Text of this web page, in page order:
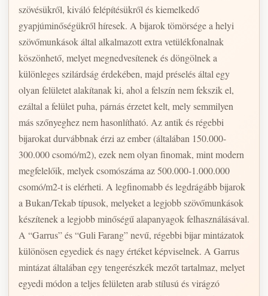
szövésükről, kiváló felépítésükről és kiemelkedő
gyapjúminőségükről híresek. A bijarok tömörsége a helyi
szövőmunkások által alkalmazott extra vetülékfonalnak
köszönhető, melyet megnedvesítenek és döngölnek a
különleges szilárdság érdekében, majd préselés által egy
olyan felületet alakítanak ki, ahol a felszín nem fekszik el,
ezáltal a felület puha, párnás érzetet kelt, mely semmilyen
más szőnyeghez nem hasonlítható. Az antik és régebbi
bijarokat durvábbnak érzi az ember (általában 150.000-
300.000 csomó/m2), ezek nem olyan finomak, mint modern
megfelelőik, melyek csomószáma az 500.000-1.000.000
csomó/m2-t is elérheti. A legfinomabb és legdrágább bijarok
a Bukan/Tekab típusok, melyeket a legjobb szövőmunkások
készítenek a legjobb minőségű alapanyagok felhasználásával.
A “Garrus” és “Guli Farang” nevű, régebbi bijar mintázatok
különösen egyediek és nagy értéket képviselnek. A Garrus
mintázat általában egy tengerészkék mezőt tartalmaz, melyet
egyedi módon a teljes felületen arab stílusú és virágzó